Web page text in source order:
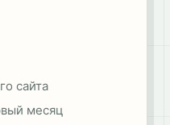
сайта
месяц